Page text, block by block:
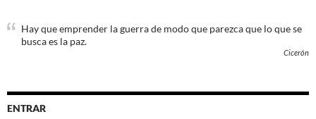
Hay que emprender la guerra de modo que parezca que lo que se
busca es la paz.
Cicerón
ENTRAR